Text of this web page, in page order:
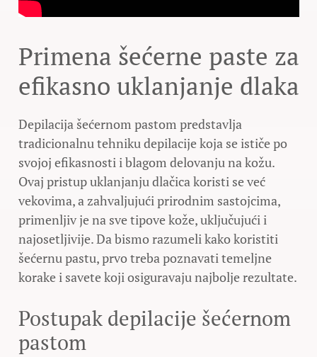
Primena šećerne paste za
efikasno uklanjanje dlaka
Depilacija šećernom pastom predstavlja
tradicionalnu tehniku depilacije koja se ističe po
svojoj efikasnosti i blagom delovanju na kožu.
Ovaj pristup uklanjanju dlačica koristi se već
vekovima, a zahvaljujući prirodnim sastojcima,
primenljiv je na sve tipove kože, uključujući i
najosetljivije. Da bismo razumeli kako koristiti
šećernu pastu, prvo treba poznavati temeljne
korake i savete koji osiguravaju najbolje rezultate.
Postupak depilacije šećernom
pastom